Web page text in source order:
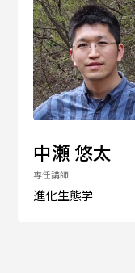
中瀬 悠太
専任講師
進化生態学